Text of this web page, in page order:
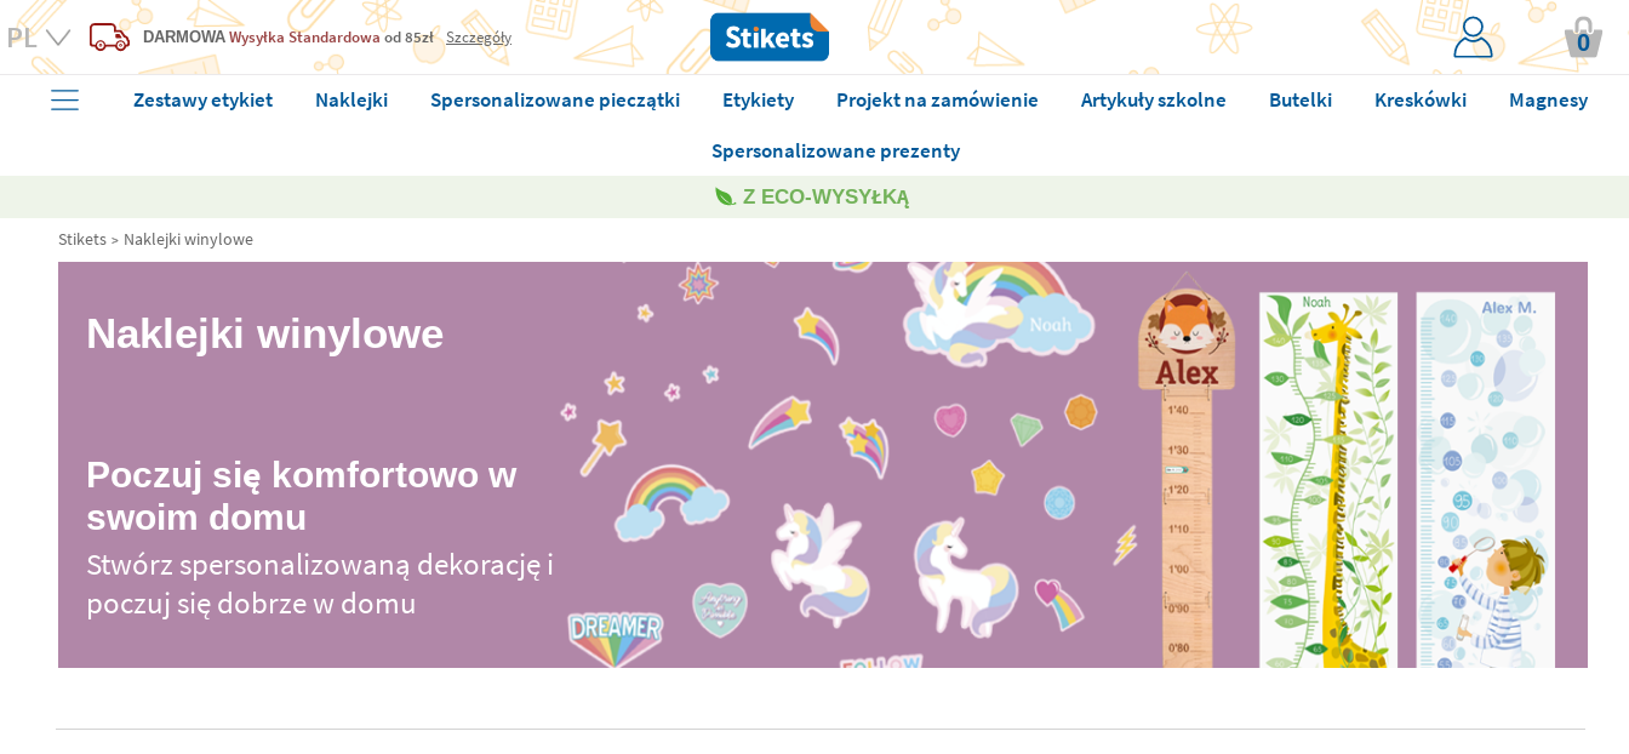
DARMOWA Wysyłka Standardowaod 85zł Szczegóły 0
Zestawy etykiet Naklejki Spersonalizowane pieczątki Etykiety Projekt na zamówienie Artykuły szkolne Butelki Kreskówki
Magnesy
Spersonalizowane prezenty
Z ECO-WYSYŁKĄ
Stikets Naklejki winylowe
Naklejki winylowe
Poczuj się komfortowo w
swoim domu
Stwórz spersonalizowaną dekorację i
poczuj się dobrze w domu